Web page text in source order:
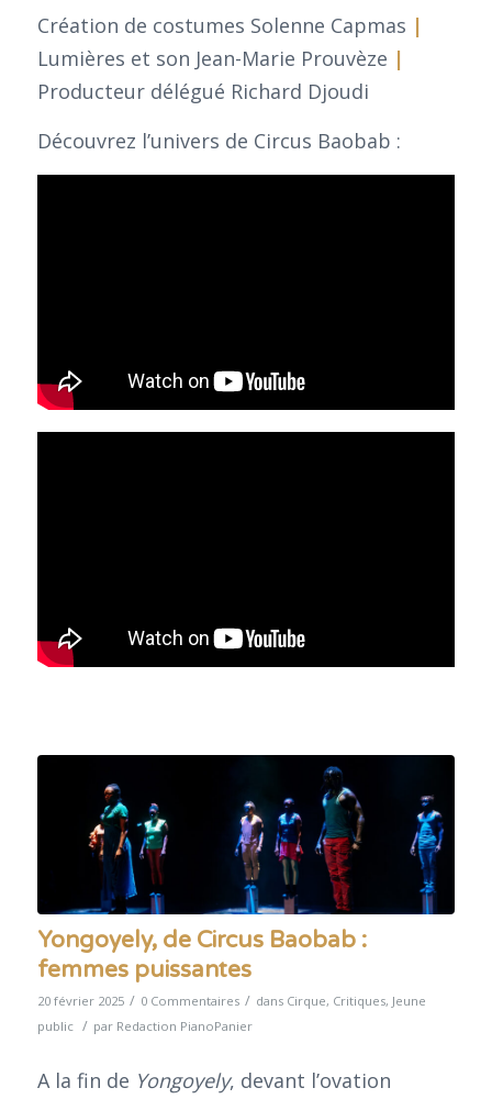
Création de costumes Solenne Capmas |
Lumières et son Jean-Marie Prouvèze |
Producteur délégué Richard Djoudi
Découvrez l’univers de Circus Baobab :
Yongoyely, de Circus Baobab :
femmes puissantes
20 février 2025 / 0 Commentaires / dans Cirque, Critiques, Jeune
public / par Redaction PianoPanier
A la fin de Yongoyely, devant l’ovation